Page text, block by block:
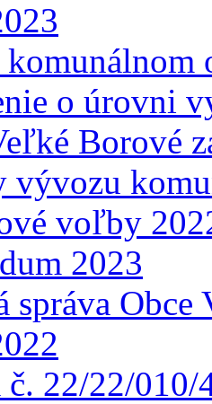
o úrovni
Borové
vývozu
voľby
2023
správa
č. 22/22/